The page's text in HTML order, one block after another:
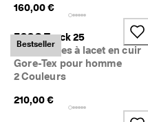
160,00 €
Bestseller
ECCO Track 25
Chaussures à lacet en cuir
Gore-Tex pour homme
2 Couleurs
210,00 €